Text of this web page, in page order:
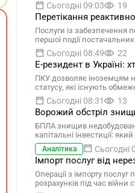
Сьогодні 09:03 19
Перетікання
Послуги із забезпечення
першої події
Сьогодні 08:49 22
Е-резидент в Україні:
ПКУ дозволяє іноземцям
статусу, які існують
Сьогодні 08:31 13
Ворожий обстріл
БПЛА знищив
капітальні інвестиції:
Аналітика Сьогодні
Імпорт послуг від
Операції з імпорту
розрахунків під час